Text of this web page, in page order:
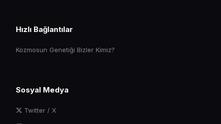
Hızlı Bağlantılar
Kozmosun Genetiği Bizler Kimiz?
Sosyal Medya
Twitter / X